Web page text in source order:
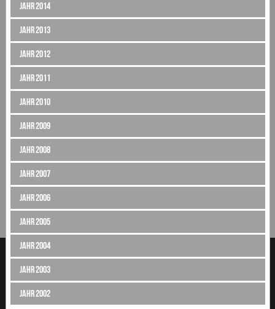
Jahr 2014
Jahr 2013
Jahr 2012
Jahr 2011
Jahr 2010
Jahr 2009
Jahr 2008
Jahr 2007
Jahr 2006
Jahr 2005
Jahr 2004
Jahr 2003
Jahr 2002